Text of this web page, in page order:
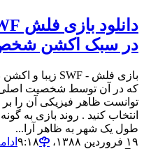
در سبک اکشن
که در آن توسط شخصیت اصلی
توانست ظاهر فیزیکی آن را
انتخاب کنید . روند بازی به
طول یک شهر به ظاهر آرا...
۱۹ فروردین ۱۳۸۸،‏ ۹:۱۸